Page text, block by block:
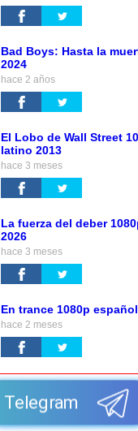
Bad Boys: Hasta la
2024
hace 2 años
El Lobo de Wall Street
latino 2013
hace 3 meses
La fuerza del deber
2026
hace 3 meses
En trance 1080p
hace 2 meses
Telegram